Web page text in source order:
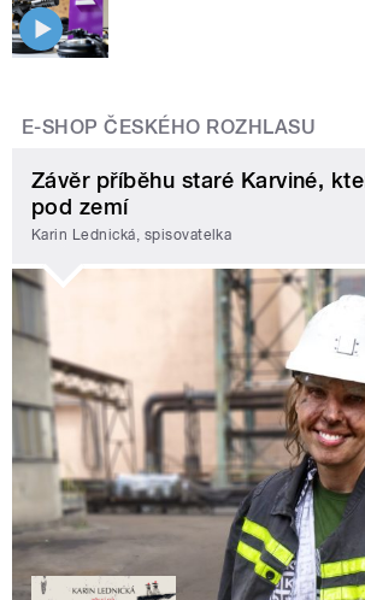
E-SHOP ČESKÉHO ROZHLASU
Závěr příběhu staré Karviné,
pod zemí
Karin Lednická, spisovatelka